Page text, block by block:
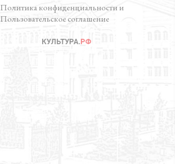
Политика конфиденциальности и
Пользовательское соглашение